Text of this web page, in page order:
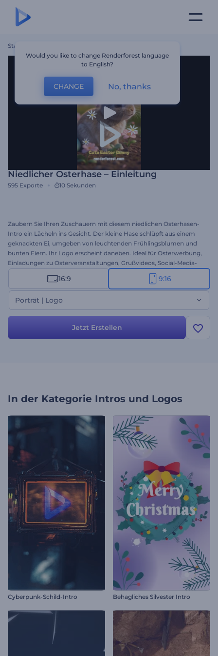
Startseite
Niedlicher Osterhase – Einleitung
595 Exporte 10 Sekunden
Zaubern Sie Ihren Zuschauern mit diesem niedlichen Osterhasen-
Intro ein Lächeln ins Gesicht. Der kleine Hase schlüpft aus einem
geknackten Ei, umgeben von leuchtenden Frühlingsblumen und
bunten Eiern. Ihr Logo erscheint daneben. Ideal für Osterwerbung,
Einladungen zu Osterveranstaltungen, Grußvideos, Social-Media-
Posts, saisonale Aktionen und vieles mehr. Passen Sie das Intro in
Sekundenschnelle an, indem Sie Ihr Logo, Ihre Osterbotschaft,
Ihren Slogan und Ihre Hintergrundmusik hinzufügen. Erstellen Sie
es jetzt und begrüßen Sie Ostern mit diesem bezaubernden Intro!
16:9 9:16
Porträt | Logo
Jetzt Erstellen
In der Kategorie Intros und Logos
Cyberpunk-Schild-Intro Behagliches Silvester Intro
Would you like to change Renderforest language
to English?
CHANGE No, thanks